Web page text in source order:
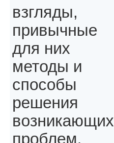
взгляды,
привычные
для них
методы и
способы
решения
возникающих
проблем.